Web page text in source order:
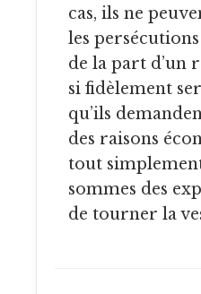
cas, ils ne
les
de la part d’un
si fidèlement
qu’ils
des raisons
tout
sommes des
de tourner la